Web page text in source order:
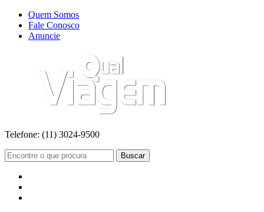
Quem Somos
Fale Conosco
Anuncie
Telefone: (11) 3024-9500
Buscar